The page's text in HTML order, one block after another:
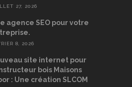
27, 2026
agence SEO pour votre
8, 2026
site internet pour
bois Maisons
: Une création SLCOM